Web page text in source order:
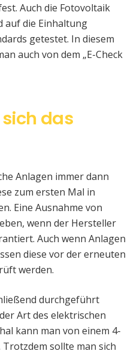
Auch die Fotovoltaik
auf die Einhaltung
getestet. In diesem
auch von dem „E-Check
das
Anlagen immer dann
zum ersten Mal in
Eine Ausnahme von
wenn der Hersteller
Auch wenn Anlagen
diese vor der erneuten
werden.
durchgeführt
Art des elektrischen
kann man von einem 4-
sollte man sich